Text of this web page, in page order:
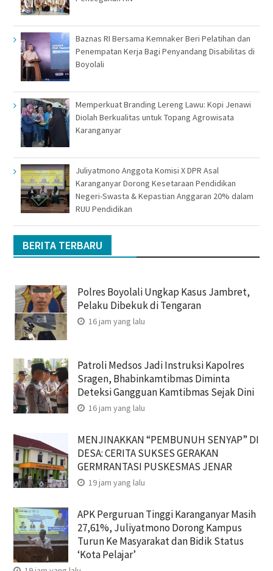
Baznas RI Bersama Kemnaker Beri Pelatihan dan
Penempatan Kerja Bagi Penyandang Disabilitas di
Boyolali
Memperkuat Branding Lereng Lawu: Kopi Jenawi
Diolah Berkualitas untuk Topang Agrowisata
Karanganyar
Juliyatmono Anggota Komisi X DPR Asal
Karanganyar Dorong Kesetaraan Pendidikan
Negeri-Swasta & Kepastian Anggaran 20% dalam
RUU Pendidikan
BERITA TERBARU
Polres Boyolali Ungkap Kasus Jambret,
Pelaku Dibekuk di Tengaran
16 jam yang lalu
Patroli Medsos Jadi Instruksi Kapolres
Sragen, Bhabinkamtibmas Diminta
Deteksi Gangguan Kamtibmas Sejak Dini
16 jam yang lalu
MENJINAKKAN “PEMBUNUH SENYAP” DI
DESA: CERITA SUKSES GERAKAN
GERMRANTASI PUSKESMAS JENAR
19 jam yang lalu
APK Perguruan Tinggi Karanganyar Masih
27,61%, Juliyatmono Dorong Kampus
Turun Ke Masyarakat dan Bidik Status
‘Kota Pelajar’